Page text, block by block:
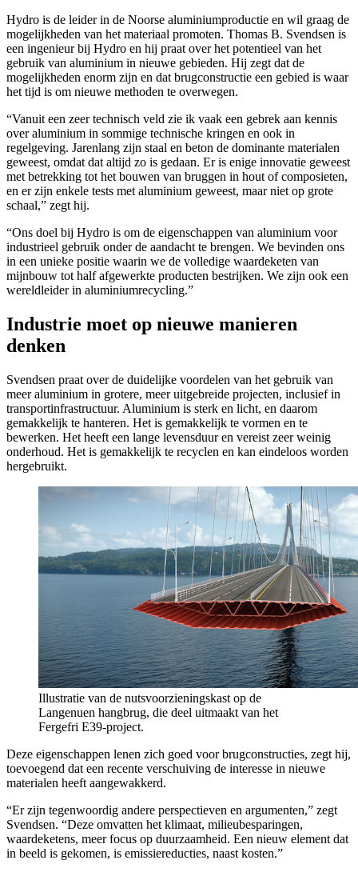
Hydro is de leider in de Noorse aluminiumproductie en wil graag de
mogelijkheden van het materiaal promoten. Thomas B. Svendsen is
een ingenieur bij Hydro en hij praat over het potentieel van het
gebruik van aluminium in nieuwe gebieden. Hij zegt dat de
mogelijkheden enorm zijn en dat brugconstructie een gebied is waar
het tijd is om nieuwe methoden te overwegen.
“Vanuit een zeer technisch veld zie ik vaak een gebrek aan kennis
over aluminium in sommige technische kringen en ook in
regelgeving. Jarenlang zijn staal en beton de dominante materialen
geweest, omdat dat altijd zo is gedaan. Er is enige innovatie geweest
met betrekking tot het bouwen van bruggen in hout of composieten,
en er zijn enkele tests met aluminium geweest, maar niet op grote
schaal,” zegt hij.
“Ons doel bij Hydro is om de eigenschappen van aluminium voor
industrieel gebruik onder de aandacht te brengen. We bevinden ons
in een unieke positie waarin we de volledige waardeketen van
mijnbouw tot half afgewerkte producten bestrijken. We zijn ook een
wereldleider in aluminiumrecycling.”
Industrie moet op nieuwe manieren
denken
Svendsen praat over de duidelijke voordelen van het gebruik van
meer aluminium in grotere, meer uitgebreide projecten, inclusief in
transportinfrastructuur. Aluminium is sterk en licht, en daarom
gemakkelijk te hanteren. Het is gemakkelijk te vormen en te
bewerken. Het heeft een lange levensduur en vereist zeer weinig
onderhoud. Het is gemakkelijk te recyclen en kan eindeloos worden
hergebruikt.
Illustratie van de nutsvoorzieningskast op de
Langenuen hangbrug, die deel uitmaakt van het
Fergefri E39-project.
Deze eigenschappen lenen zich goed voor brugconstructies, zegt hij,
toevoegend dat een recente verschuiving de interesse in nieuwe
materialen heeft aangewakkerd.
“Er zijn tegenwoordig andere perspectieven en argumenten,” zegt
Svendsen. “Deze omvatten het klimaat, milieubesparingen,
waardeketens, meer focus op duurzaamheid. Een nieuw element dat
in beeld is gekomen, is emissiereducties, naast kosten.”